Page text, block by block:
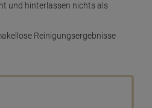
und hinterlassen nichts als
Reinigungsergebnisse